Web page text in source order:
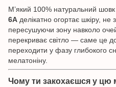
М’який 100% натуральний шовк
6A делікатно огортає шкіру,
пересушуючи зону навколо
перекриває світло — саме це
переходити у фазу глибокого
мелатоніну.
Чому ти закохаєшся у цю